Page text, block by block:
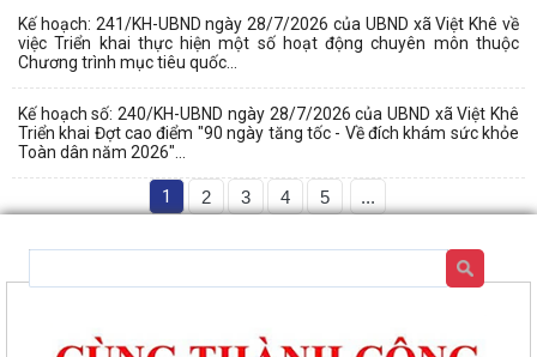
Kế hoạch: 241/KH-UBND ngày 28/7/2026 của UBND xã Việt Khê về
việc Triển khai thực hiện một số hoạt động chuyên môn thuộc
Chương trình mục tiêu quốc...
Kế hoạch số: 240/KH-UBND ngày 28/7/2026 của UBND xã Việt Khê
Triển khai Đợt cao điểm "90 ngày tăng tốc - Về đích khám sức khỏe
Toàn dân năm 2026"...
1 2 3 4 5 ...